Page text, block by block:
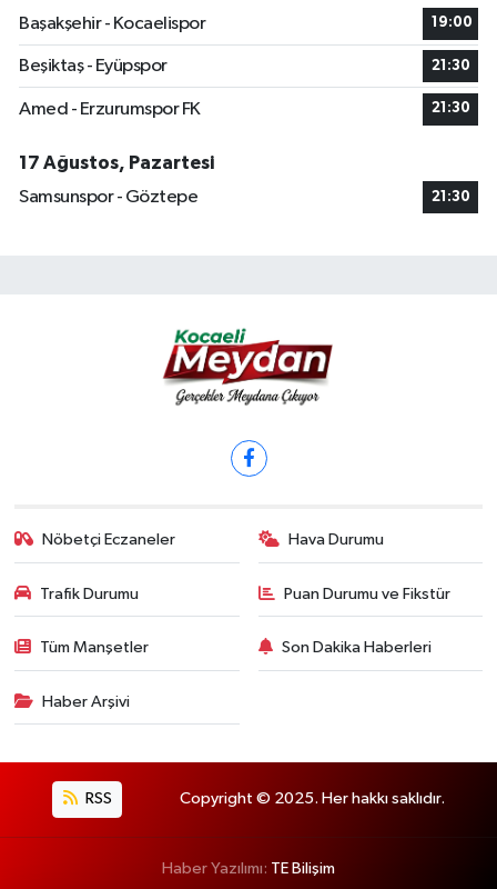
Başakşehir - Kocaelispor
19:00
Beşiktaş - Eyüpspor 21:30
Amed - Erzurumspor FK 21:30
17 Ağustos, Pazartesi
Samsunspor - Göztepe
21:30
Nöbetçi Eczaneler Hava Durumu
Trafik Durumu Puan Durumu ve Fikstür
Tüm Manşetler Son Dakika Haberleri
Haber Arşivi
RSS Copyright © 2025. Her hakkı saklıdır.
Haber Yazılımı: TE Bilişim